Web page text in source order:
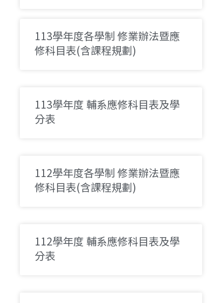
113學年度各學制 修業辦法暨應
修科目表​(含課程規劃)
113學年度 輔系應修科目表及學
分表​
112學年度各學制 修業辦法暨應
修科目表​(含課程規劃)
112學年度 輔系應修科目表及學
分表​